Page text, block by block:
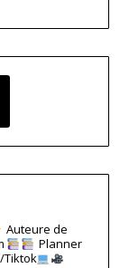
Auteure de
Planner
Tiktok